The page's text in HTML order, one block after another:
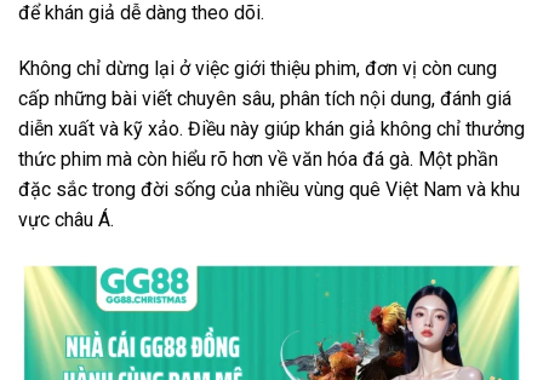
để khán giả dễ dàng theo dõi.
Không chỉ dừng lại ở việc giới thiệu phim, đơn vị còn cung
cấp những bài viết chuyên sâu, phân tích nội dung, đánh giá
diễn xuất và kỹ xảo. Điều này giúp khán giả không chỉ thưởng
thức phim mà còn hiểu rõ hơn về văn hóa đá gà. Một phần
đặc sắc trong đời sống của nhiều vùng quê Việt Nam và khu
vực châu Á.